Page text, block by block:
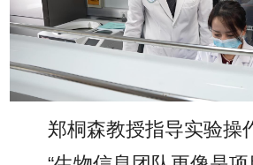
郑桐森教授指导实验操